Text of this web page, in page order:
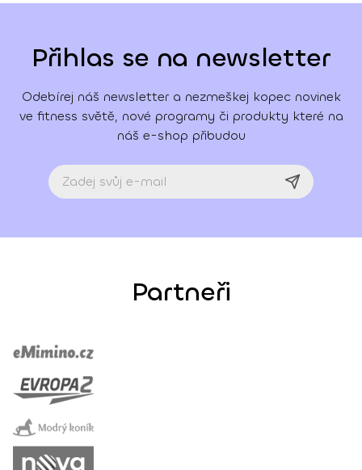
Přihlas se na newsletter
Odebírej náš newsletter a nezmeškej kopec novinek
ve fitness světě, nové programy či produkty které na
náš e-shop přibudou
Partneři